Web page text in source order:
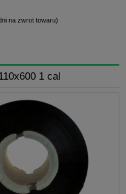
na zwrot towaru)
1 cal